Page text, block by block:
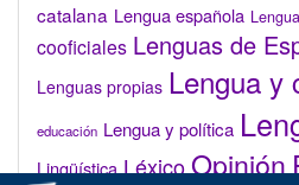
catalana Lengua española
cooficiales Lenguas de
Lenguas propias Lengua y
educación Lengua y política
Lingüística LéxicoOpinión